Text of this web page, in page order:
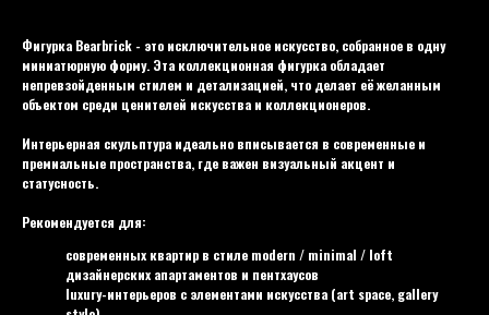
Фигурка Bearbrick - это исключительное искусство, собранное в одну
миниатюрную форму. Эта коллекционная фигурка обладает
непревзойденным стилем и детализацией, что делает её желанным
объектом среди ценителей искусства и коллекционеров.
Интерьерная скульптура идеально вписывается в современные и
премиальные пространства, где важен визуальный акцент и
статусность.
Рекомендуется для:
современных квартир в стиле modern / minimal / loft
дизайнерских апартаментов и пентхаусов
luxury-интерьеров с элементами искусства (art space, gallery